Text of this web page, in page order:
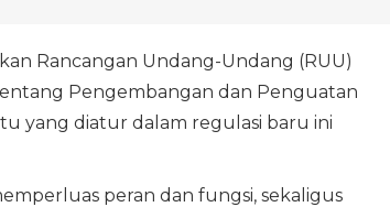
Rancangan Undang-Undang (RUU)
Pengembangan dan Penguatan
yang diatur dalam regulasi baru ini
peran dan fungsi, sekaligus